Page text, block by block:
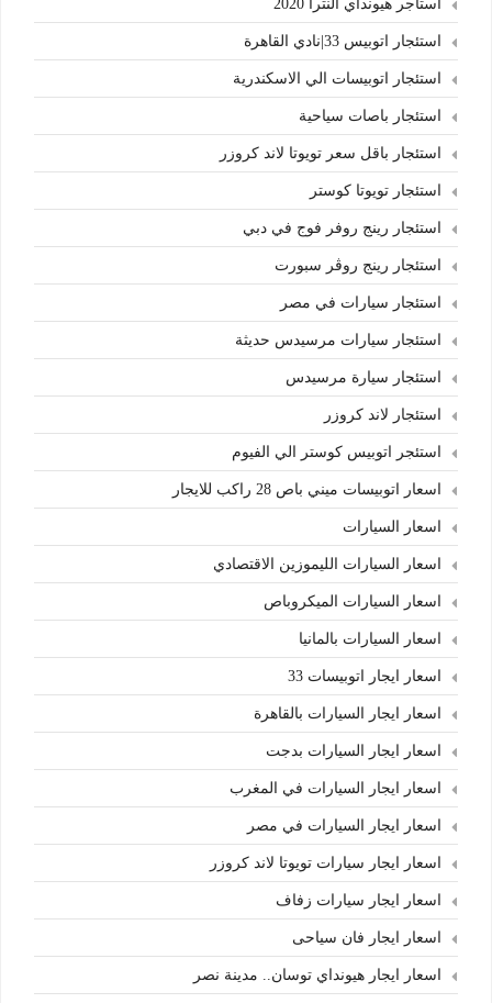
استأجر هيونداي النترا 2020
استئجار اتوبيس 33|نادي القاهرة
استئجار اتوبيسات الي الاسكندرية
استئجار باصات سياحية
استئجار باقل سعر تويوتا لاند كروزر
استئجار تويوتا كوستر
استئجار رينج روفر فوج في دبي
استئجار رينج روڤر سبورت
استئجار سيارات في مصر
استئجار سيارات مرسيدس حديثة
استئجار سيارة مرسيدس
استئجار لاند كروزر
استئجر اتوبيس كوستر الي الفيوم
اسعار اتوبيسات ميني باص 28 راكب للايجار
اسعار السيارات
اسعار السيارات الليموزين الاقتصادي
اسعار السيارات الميكروباص
اسعار السيارات بالمانيا
اسعار ايجار اتوبيسات 33
اسعار ايجار السيارات بالقاهرة
اسعار ايجار السيارات بدجت
اسعار ايجار السيارات في المغرب
اسعار ايجار السيارات في مصر
اسعار ايجار سيارات تويوتا لاند كروزر
اسعار ايجار سيارات زفاف
اسعار ايجار فان سياحى
اسعار ايجار هيونداي توسان.. مدينة نصر